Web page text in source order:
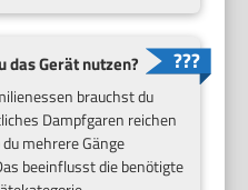
Gerät nutzen?
brauchst du
Dampfgaren reichen
mehrere Gänge
beeinflusst die benötigte